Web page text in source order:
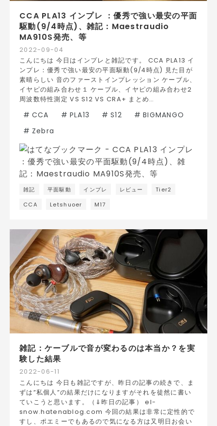
2022-09-04
CCA PLA13 インプレ ：優秀で強い最安の平面
駆動(9/4時点)、雑記：Maestraudio
MA910S発売、等
雑記 平面駆動 インプレ レビュー
Tier2
CCA
Letshuoer M17
こんにちは 今日はインプレと雑記です。 CCA PLA13 イ
ンプレ：優秀で強い最安の平面駆動(9/4時点) 見た目が
素晴らしい 音のファーストインプレッション ケーブル、
イヤピの組み合わせ１ ケーブル、イヤピの組み合わせ2
周波数特性測定 VS S12 VS CRA+ まとめ…
# CCA # PLA13 # S12 # BIGMANGO
# Zebra
2022-06-11
雑記：ケーブルで音が変わるのは本当か？を実
験した結果
こんにちは 今日も雑記ですが、昨日の記事の続きで、ま
ずは”私個人”の結果だけになりますがそれを徒然に書い
ていこうと思います。（⇓昨日の記事） el-
snow.hatenablog.com 今回の結果は非常に定性的で
すし、ポエミーでもあるので気になる方は又明日お会い